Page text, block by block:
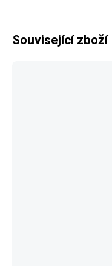
Související zboží